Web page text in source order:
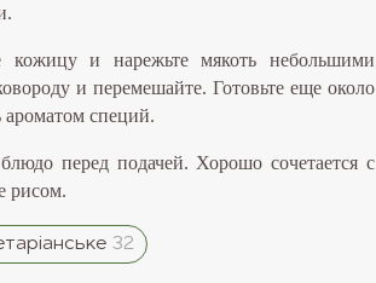
и нарежьте мякоть небольшими
и перемешайте. Готовьте еще около
специй.
перед подачей. Хорошо сочетается с
рисом.
32